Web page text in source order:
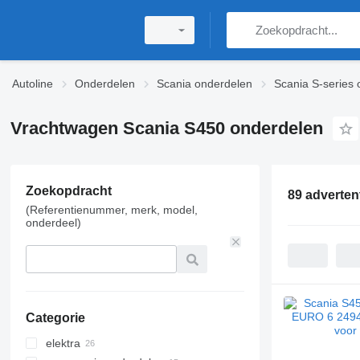
Autoline Onderdelen Scania onderdelen Scania S-series
Vrachtwagen Scania S450 onderdelen
Zoekopdracht
(Referentienummer, merk, model,
onderdeel)
Categorie
elektra
89